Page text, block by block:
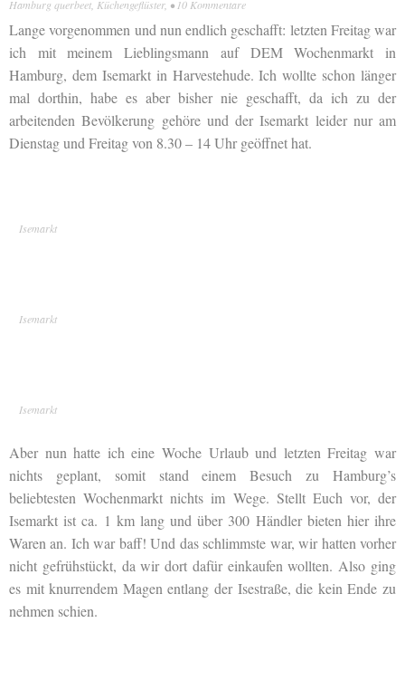
Hamburg querbeet Küchengeflüster, • 10 Kommentare
Lange vorgenommen und nun endlich geschafft: letzten Freitag war
ich mit meinem Lieblingsmann auf DEM Wochenmarkt in
Hamburg, dem Isemarkt in Harvestehude. Ich wollte schon länger
mal dorthin, habe es aber bisher nie geschafft, da ich zu der
arbeitenden Bevölkerung gehöre und der Isemarkt leider nur am
Dienstag und Freitag von 8.30 – 14 Uhr geöffnet hat.
Isemarkt
Isemarkt
Isemarkt
Aber nun hatte ich eine Woche Urlaub und letzten Freitag war
nichts geplant, somit stand einem Besuch zu Hamburg’s
beliebtesten Wochenmarkt nichts im Wege. Stellt Euch vor, der
Isemarkt ist ca. 1 km lang und über 300 Händler bieten hier ihre
Waren an. Ich war baff! Und das schlimmste war, wir hatten vorher
nicht gefrühstückt, da wir dort dafür einkaufen wollten. Also ging
es mit knurrendem Magen entlang der Isestraße, die kein Ende zu
nehmen schien.